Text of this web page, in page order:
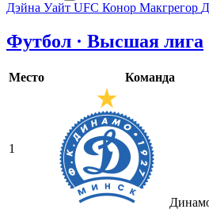
Дэйна Уайт UFC Конор Макгрегор
Футбол · Высшая лига
Место Команда
1